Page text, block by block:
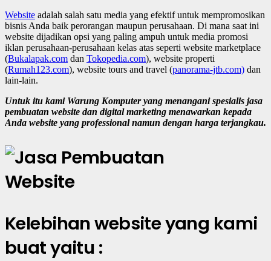
Website adalah salah satu media yang efektif untuk mempromosikan
bisnis Anda baik perorangan maupun perusahaan. Di mana saat ini
website dijadikan opsi yang paling ampuh untuk media promosi
iklan perusahaan-perusahaan kelas atas seperti website marketplace
(Bukalapak.com dan Tokopedia.com), website properti
(Rumah123.com), website tours and travel (panorama-jtb.com) dan
lain-lain.
Untuk itu kami Warung Komputer yang menangani spesialis jasa
pembuatan website dan digital marketing menawarkan kepada
Anda website yang professional namun dengan harga terjangkau.
Kelebihan website yang kami
buat yaitu :